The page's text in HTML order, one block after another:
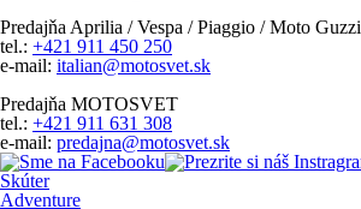
Predajňa Aprilia / Vespa / Piaggio / Moto Guzzi
tel.: +421 911 450 250
e-mail: italian@motosvet.sk
Predajňa MOTOSVET
tel.: +421 911 631 308
e-mail: predajna@motosvet.sk
Skúter
Adventure